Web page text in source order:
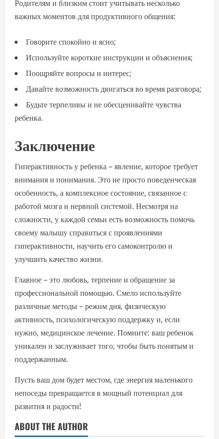
Родителям и близким стоит учитывать несколько
важных моментов для продуктивного общения:
Говорите спокойно и ясно;
Используйте короткие инструкции и объяснения;
Поощряйте вопросы и интерес;
Давайте возможность двигаться во время разговора;
Будьте терпеливы и не обесценивайте чувства
ребенка.
Заключение
Гиперактивность у ребенка – явление, которое требует
внимания и понимания. Это не просто поведенческая
особенность, а комплексное состояние, связанное с
работой мозга и нервной системой. Несмотря на
сложности, у каждой семьи есть возможность помочь
своему малышу справиться с проявлениями
гиперактивности, научить его самоконтролю и
улучшить качество жизни.
Главное – это любовь, терпение и обращение за
профессиональной помощью. Смело используйте
различные методы – режим дня, физическую
активность, психологическую поддержку и, если
нужно, медицинское лечение. Помните: ваш ребенок
уникален и заслуживает того, чтобы быть понятым и
поддержанным.
Пусть ваш дом будет местом, где энергия маленького
непоседы превращается в мощный потенциал для
развития и радости!
ABOUT THE AUTHOR